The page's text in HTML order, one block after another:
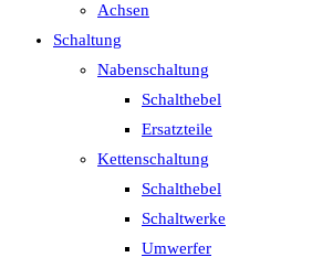
Achsen
Schaltung
Nabenschaltung
Schalthebel
Ersatzteile
Kettenschaltung
Schalthebel
Schaltwerke
Umwerfer